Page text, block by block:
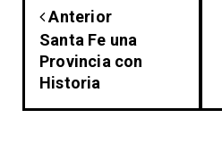
Anterior
Santa Fe una
Provincia con
Historia